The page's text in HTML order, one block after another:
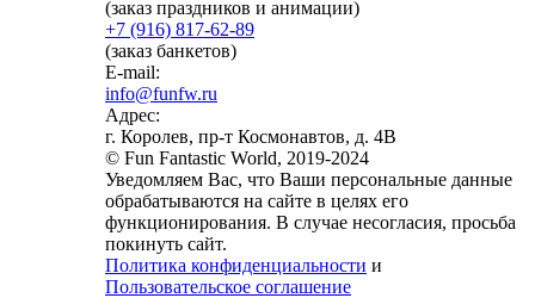
(заказ праздников и анимации)
+7 (916) 817-62-89
(заказ банкетов)
E-mail:
info@funfw.ru
Адрес:
г. Королев, пр-т Космонавтов, д. 4В
© Fun Fantastic World, 2019-2024
Уведомляем Вас, что Ваши персональные данные
обрабатываются на сайте в целях его
функционирования. В случае несогласия, просьба
покинуть сайт.
Политика конфиденциальности и
Пользовательское соглашение